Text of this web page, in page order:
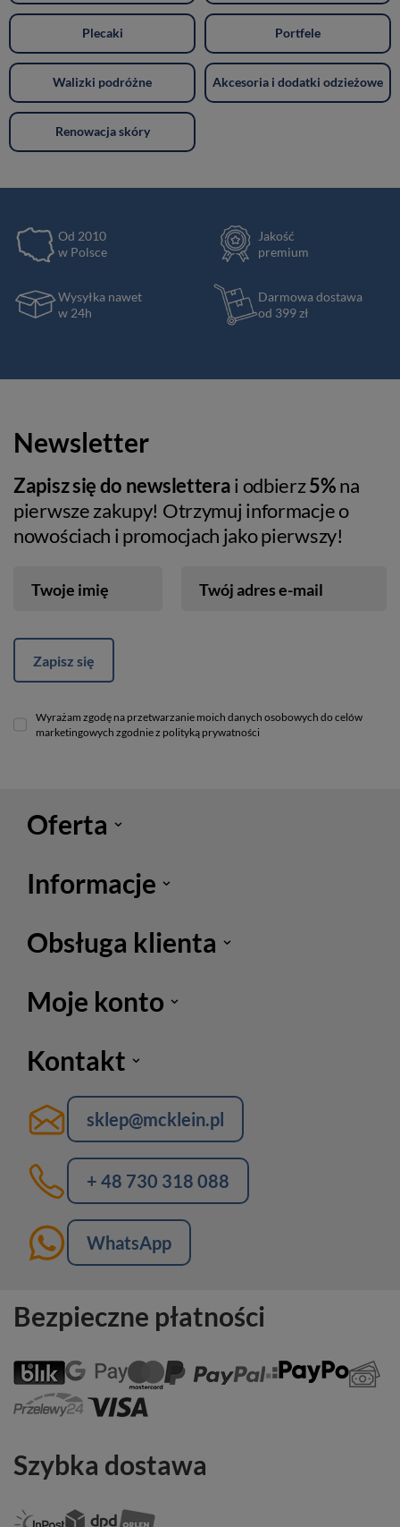
Plecaki Portfele
Walizki podróżne Akcesoria i dodatki odzieżowe
Renowacja skóry
Od 2010
w Polsce
Jakość
premium
Wysyłka nawet
w 24h
Darmowa dostawa
od 399 zł
Newsletter
Zapisz się do newsletterai odbierz5%na
pierwsze zakupy! Otrzymuj informacje o
nowościach i promocjach jako pierwszy!
Twoje imię Twój adres e-mail
Zapisz się
Wyrażam zgodę na przetwarzanie moich danych osobowych do celów
marketingowych zgodnie z polityką prywatności
Oferta
Informacje
Obsługa klienta
Moje konto
Kontakt
sklep@mcklein.pl
+ 48 730 318 088
WhatsApp
Bezpieczne płatności
Szybka dostawa